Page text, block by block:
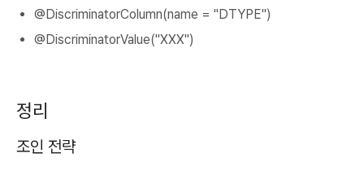
@DiscriminatorColumn(name = "DTYPE")
@DiscriminatorValue("XXX")
정리
조인 전략